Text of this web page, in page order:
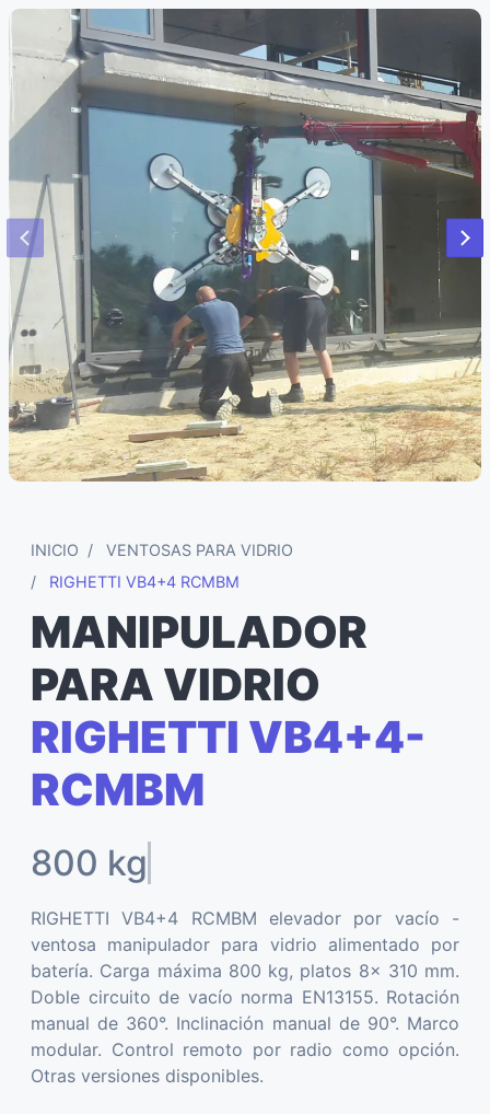
INICIO
VENTOSAS PARA VIDRIO
RIGHETTI VB4+4 RCMBM
MANIPULADOR
PARA VIDRIO
RIGHETTI VB4+4-
RCMBM
al
RIGHETTI VB4+4 RCMBM elevador por vacío -
ventosa manipulador para vidrio alimentado por
batería. Carga máxima 800 kg, platos 8x 310 mm.
Doble circuito de vacío norma EN13155. Rotación
manual de 360°. Inclinación manual de 90°. Marco
modular. Control remoto por radio como opción.
Otras versiones disponibles.